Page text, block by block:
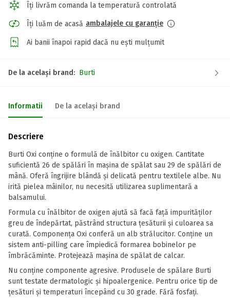
Îți livrăm comanda la temperatură controlată
Îți luăm de acasă ambalajele cu garanție
Ai banii înapoi rapid dacă nu ești mulțumit
De la același brand: Burti
Informatii De la același brand
Descriere
Burti Oxi conține o formulă de înălbitor cu oxigen. Cantitate
suficientă 26 de spălări în mașina de spălat sau 29 de spălări de
mână. Oferă îngrijire blândă și delicată pentru textilele albe. Nu
irită pielea mâinilor, nu necesită utilizarea suplimentară a
balsamului.
Formula cu înălbitor de oxigen ajută să facă față impurităților
greu de îndepărtat, păstrând structura țesăturii și culoarea sa
curată. Componența Oxi conferă un alb strălucitor. Conține un
sistem anti-pilling care împiedică formarea bobinelor pe
îmbrăcăminte. Protejează mașina de spălat de calcar.
Nu conține componente agresive. Produsele de spălare Burti
sunt testate dermatologic și hipoalergenice. Pentru orice tip de
țesături și temperaturi începând cu 30 grade. Fără fosfați.